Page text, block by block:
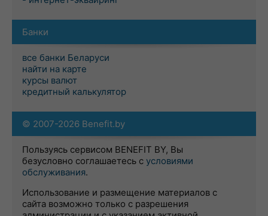
Банки
все банки Беларуси
найти на карте
курсы валют
кредитный калькулятор
© 2007-2026 Benefit.by
Пользуясь сервисом BENEFIT BY, Вы
безусловно соглашаетесь с условиями
обслуживания.
Использование и размещение материалов с
сайта возможно только с разрешения